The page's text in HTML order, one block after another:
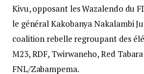
Kivu, opposant les Wazalendo du
le général Kakobanya Nakalambi
coalition rebelle regroupant des
M23, RDF, Twirwaneho, Red
FNL/Zabampema.